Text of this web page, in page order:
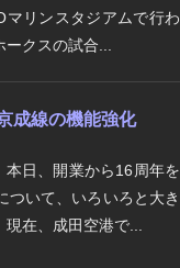
リンスタジアムで行わ
クスの試合...
成線の機能強化
日、開業から16周年を
ついて、いろいろと大き
在、成田空港で...